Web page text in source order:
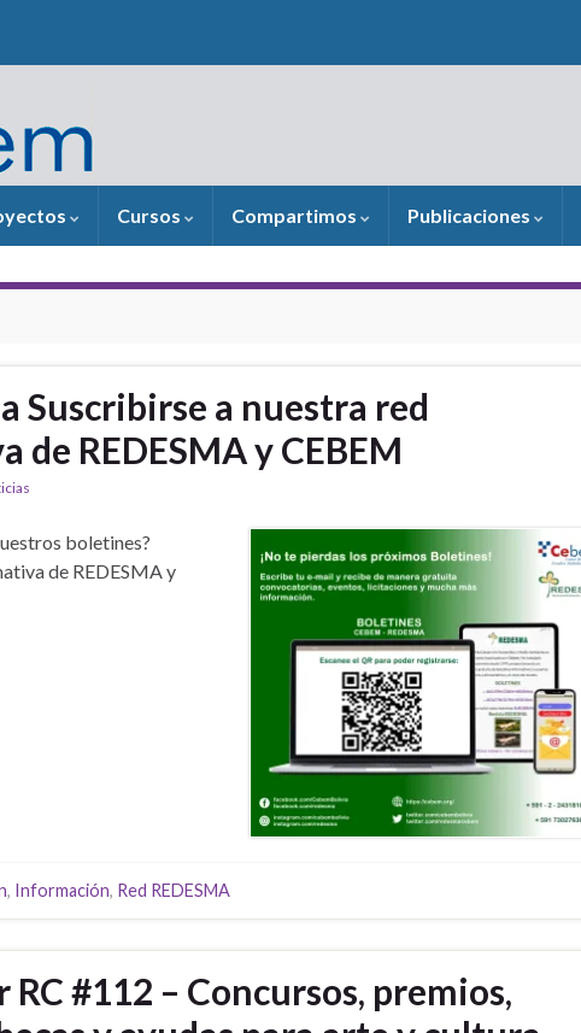
Cursos Compartimos Publicaciones
Suscribirse a nuestra red
de REDESMA y CEBEM
boletines?
de REDESMA y
, Información, Red REDESMA
#112 – Concursos, premios,